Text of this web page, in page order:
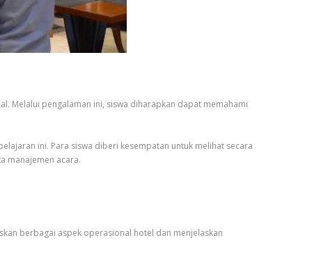
Melalui pengalaman ini, siswa diharapkan dapat memahami
ini. Para siswa diberi kesempatan untuk melihat secara
manajemen acara.
berbagai aspek operasional hotel dan menjelaskan